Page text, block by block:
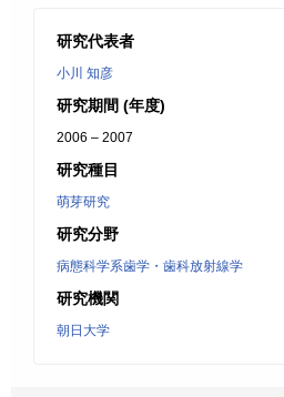
研究代表者
小川 知彦
研究期間 (年度)
2006 – 2007
研究種目
萌芽研究
研究分野
病態科学系歯学・歯科放射線学
研究機関
朝日大学